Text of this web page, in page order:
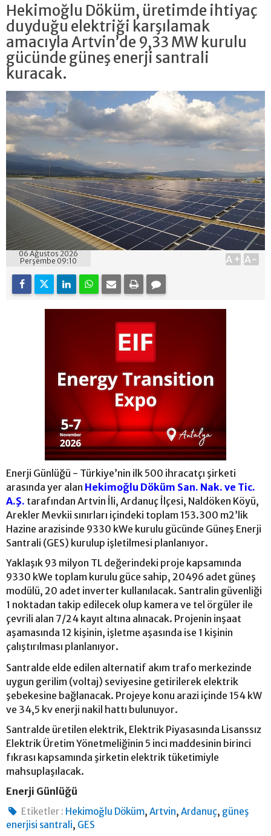
Hekimoğlu Döküm, üretimde ihtiyaç
duyduğu elektriği karşılamak
amacıyla Artvin’de 9,33 MW kurulu
gücünde güneş enerji santrali
kuracak.
06 Ağustos 2026
Perşembe 09:10
A+ A-
Enerji Günlüğü - Türkiye’nin ilk 500 ihracatçı şirketi
arasında yer alan Hekimoğlu Döküm San. Nak. ve Tic.
A.Ş. tarafından Artvin İli, Ardanuç İlçesi, Naldöken Köyü,
Arekler Mevkii sınırları içindeki toplam 153.300 m2’lik
Hazine arazisinde 9330 kWe kurulu gücünde Güneş Enerji
Santrali (GES) kurulup işletilmesi planlanıyor.
Yaklaşık 93 milyon TL değerindeki proje kapsamında
9330 kWe toplam kurulu güce sahip, 20496 adet güneş
modülü, 20 adet inverter kullanılacak. Santralin güvenliği
1 noktadan takip edilecek olup kamera ve tel örgüler ile
çevrili alan 7/24 kayıt altına alınacak. Projenin inşaat
aşamasında 12 kişinin, işletme aşasında ise 1 kişinin
çalıştırılması planlanıyor.
Santralde elde edilen alternatif akım trafo merkezinde
uygun gerilim (voltaj) seviyesine getirilerek elektrik
şebekesine bağlanacak. Projeye konu arazi içinde 154 kW
ve 34,5 kv enerji nakil hattı bulunuyor.
Santralde üretilen elektrik, Elektrik Piyasasında Lisanssız
Elektrik Üretim Yönetmeliğinin 5 inci maddesinin birinci
fıkrası kapsamında şirketin elektrik tüketimiyle
mahsuplaşılacak.
Enerji Günlüğü
Etiketler : Hekimoğlu Döküm,Artvin,Ardanuç, güneş
enerjisi santrali, GES